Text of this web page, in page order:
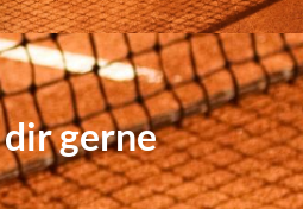
gerne